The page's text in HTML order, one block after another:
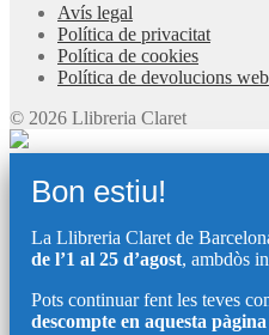
Avís legal
Política de privacitat
Política de cookies
Política de devolucions web
© 2026 Llibreria Claret
Bon estiu!
La Llibreria Claret de
de l’1 al 25 d’agost, ambdòs
Pots continuar fent les teves
descompte en aquesta